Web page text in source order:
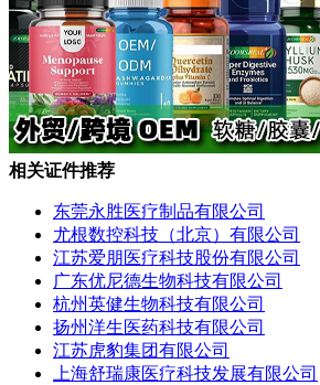
相关证件推荐
东莞永胜医疗制品有限公司
尤根数控科技（北京）有限公司
江苏爱朋医疗科技股份有限公司
广东优尼德生物科技有限公司
杭州英健生物科技有限公司
扬州洋生医药科技有限公司
江苏虎豹集团有限公司
上海舒瑞康医疗科技发展有限公司